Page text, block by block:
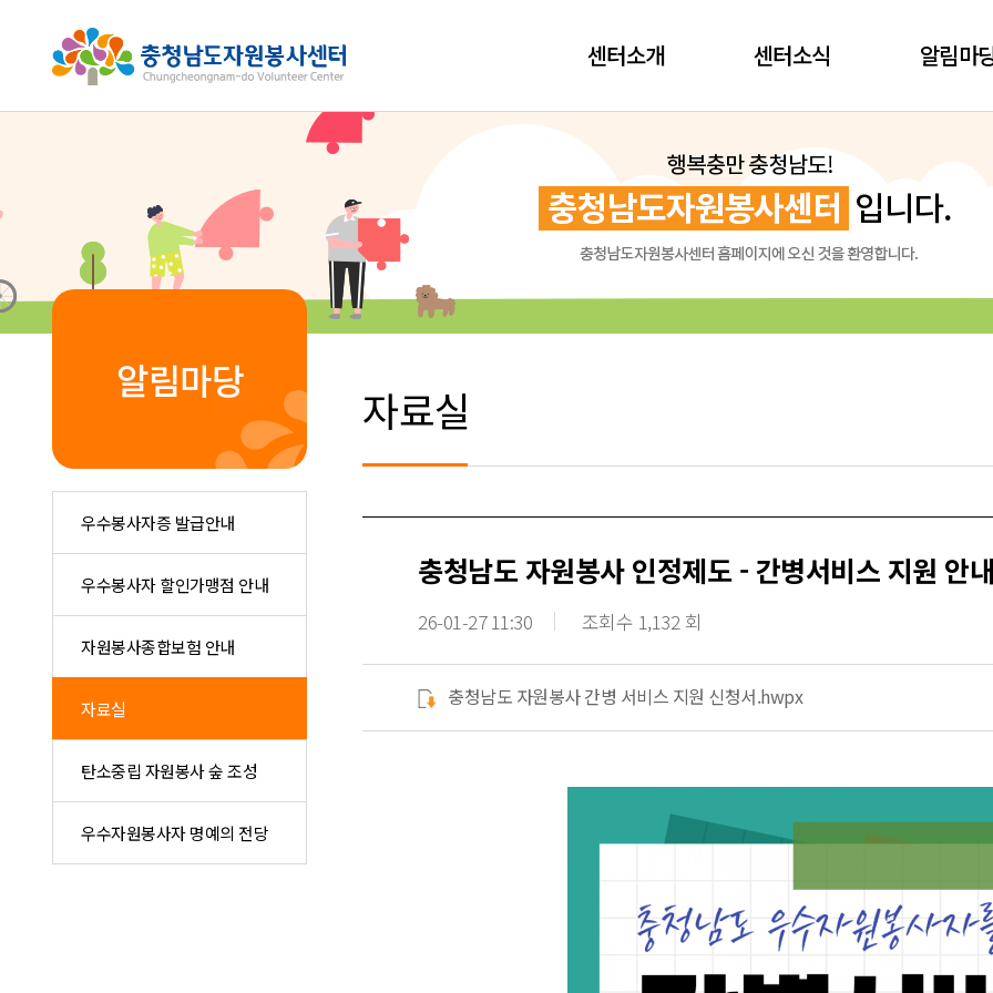
센터소개 센터소식 알림마
알림마당
우수봉사자증 발급안내
우수봉사자 할인가맹점 안내
자원봉사종합보험 안내
자료실
탄소중립 자원봉사 숲 조성
우수자원봉사자 명예의 전당
자료실
충청남도 자원봉사 인정제도 - 간병서비스 지원 안내
26-01-27 11:30 조회수 1,132 회
충청남도 자원봉사 간병 서비스 지원 신청서.hwpx